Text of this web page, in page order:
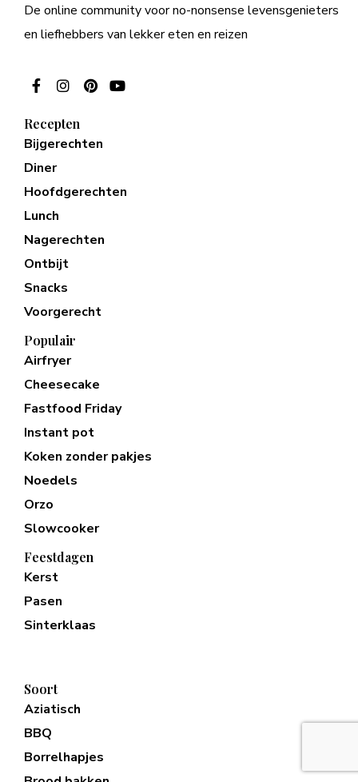
De online community voor no-nonsense levensgenieters
en liefhebbers van lekker eten en reizen
Recepten
Bijgerechten
Diner
Hoofdgerechten
Lunch
Nagerechten
Ontbijt
Snacks
Voorgerecht
Populair
Airfryer
Cheesecake
Fastfood Friday
Instant pot
Koken zonder pakjes
Noedels
Orzo
Slowcooker
Feestdagen
Kerst
Pasen
Sinterklaas
Soort
Aziatisch
BBQ
Borrelhapjes